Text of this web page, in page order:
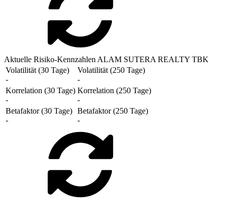
Aktuelle Risiko-Kennzahlen ALAM SUTERA REALTY TBK
Volatilität (30 Tage)
-
Volatilität (250 Tage)
-
Korrelation (30 Tage)
-
Korrelation (250 Tage)
-
Betafaktor (30 Tage)
-
Betafaktor (250 Tage)
-